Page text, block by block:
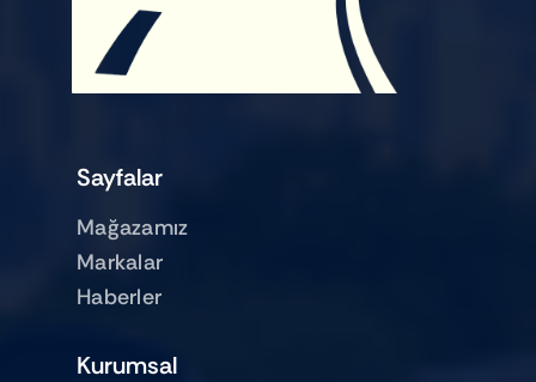
Sayfalar
Mağazamız
Markalar
Haberler
Kurumsal